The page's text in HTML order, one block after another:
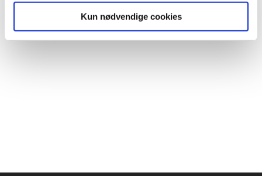
Kun nødvendige cookies